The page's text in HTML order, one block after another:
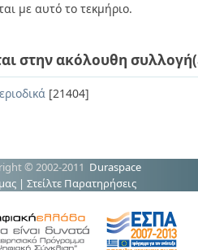
με αυτό το τεκμήριο.
στην ακόλουθη
[21404]
© 2002-2011 Duraspace
| Στείλτε Παρατηρήσεις